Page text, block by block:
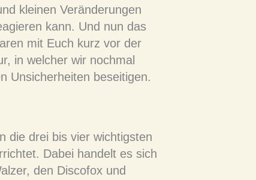
kleinen Veränderungen
kann. Und nun das
mit Euch kurz vor der
in welcher wir nochmal
Unsicherheiten beseitigen.
die drei bis vier wichtigsten
Dabei handelt es sich
den Discofox und